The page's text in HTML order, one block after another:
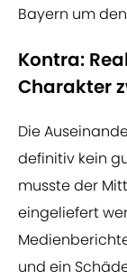
Bayern um
Kontra:
Charakter
Die
definitiv kein
musste der
eingeliefert
und ein